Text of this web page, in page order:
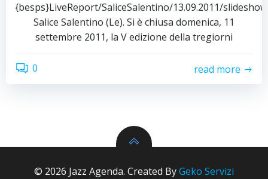
{besps}LiveReport/SaliceSalentino/13.09.2011/
Salice Salentino (Le). Si è chiusa domenica, 11
settembre 2011, la V edizione della tregiorni
0 read more
© 2026 Jazz Agenda. Created ByGeko Servizi